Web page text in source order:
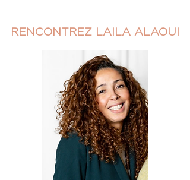
RENCONTREZ LAILA ALAOUI